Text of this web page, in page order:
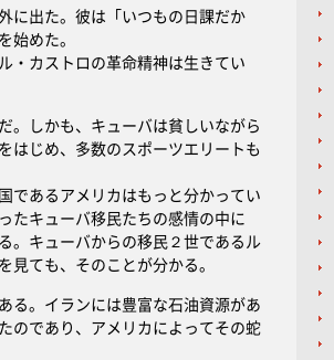
に出た。彼は「いつもの日課だか
始めた。
・カストロの革命精神は生きてい
。しかも、キューバは貧しいながら
はじめ、多数のスポーツエリートも
であるアメリカはもっと分かってい
たキューバ移民たちの感情の中に
。キューバからの移民２世であるル
見ても、そのことが分かる。
る。イランには豊富な石油資源があ
のであり、アメリカによってその蛇